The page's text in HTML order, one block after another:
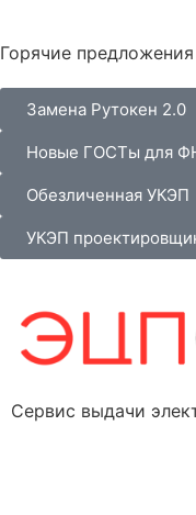
Горячие предложения
Замена Рутокен 2.0
Новые ГОСТы для
Обезличенная УКЭП
УКЭП
Сервис выдачи